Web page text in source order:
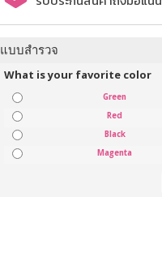
แบบสำรวจ
What is your favorite color
Green
Red
Black
Magenta